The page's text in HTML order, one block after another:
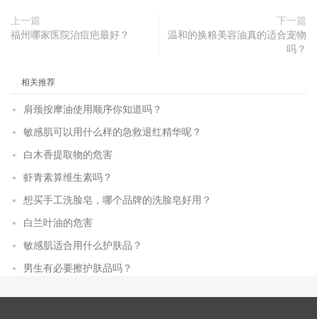
上一篇
福州哪家医院治痘疤最好？
下一篇
温和的换粮美容油真的适合宠物
吗？
相关推荐
肩颈按摩油使用顺序你知道吗？
敏感肌可以用什么样的急救退红精华呢？
白木香提取物的危害
虾青素算维生素吗？
想买手工洗脸皂，哪个品牌的洗脸皂好用？
白兰叶油的危害
敏感肌适合用什么护肤品？
男生有必要擦护肤品吗？